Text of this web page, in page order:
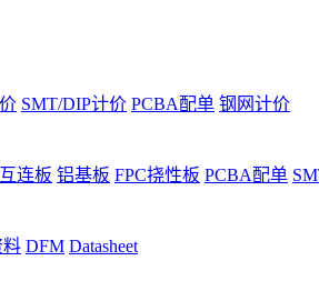
SMT/DIP计价 PCBA配单 钢网计价
连板 铝基板 FPC挠性板 PCBA配单
料 DFM Datasheet